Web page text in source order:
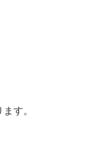
す。